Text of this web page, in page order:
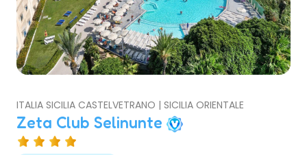
ITALIA SICILIA CASTELVETRANO | SICILIA ORIENTALE
Zeta Club Selinunte